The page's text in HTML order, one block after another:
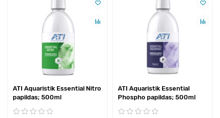
ATI Aquaristik Essential Nitro
papildas; 500ml
ATI Aquaristik Essential
Phospho papildas; 500ml